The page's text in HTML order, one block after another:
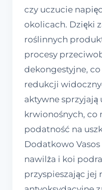
czy uczucie
okolicach. Dzięki
roślinnych
procesy
dekongestyjne,
redukcji
aktywne sprzyjają
krwionośnych, co
podatność na
Dodatkowo
nawilża i koi
przyspieszając jej